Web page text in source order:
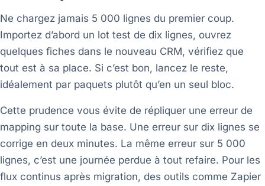
Ne chargez jamais 5 000 lignes du premier coup.
Importez d’abord un lot test de dix lignes, ouvrez
quelques fiches dans le nouveau CRM, vérifiez que
tout est à sa place. Si c’est bon, lancez le reste,
idéalement par paquets plutôt qu’en un seul bloc.
Cette prudence vous évite de répliquer une erreur de
mapping sur toute la base. Une erreur sur dix lignes se
corrige en deux minutes. La même erreur sur 5 000
lignes, c’est une journée perdue à tout refaire. Pour les
flux continus après migration, des outils comme Zapier